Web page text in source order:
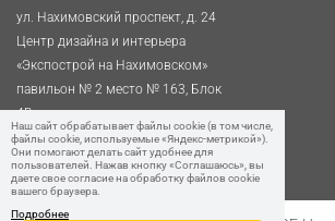
ул. Нахимовский проспект, д. 24
Центр дизайна и интерьера
«Экспострой на Нахимовском»
павильон № 2 место № 163, Блок
4B
Политика обработки
персональных данных
Наш сайт обрабатывает файлы cookie (в том числе,
файлы cookie, используемые «Яндекс-метрикой»).
Они помогают делать сайт удобнее для
пользователей. Нажав кнопку «Соглашаюсь», вы
даете свое согласие на обработку файлов cookie
вашего браузера.
Подробнее